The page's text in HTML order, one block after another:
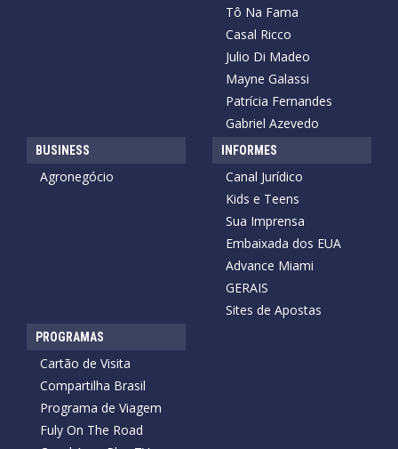
Tô Na Fama
Casal Ricco
Julio Di Madeo
Mayne Galassi
Patrícia Fernandes
Gabriel Azevedo
BUSINESS
Agronegócio
INFORMES
Canal Jurídico
Kids e Teens
Sua Imprensa
Embaixada dos EUA
Advance Miami
GERAIS
Sites de Apostas
PROGRAMAS
Cartão de Visita
Compartilha Brasil
Programa de Viagem
Fuly On The Road